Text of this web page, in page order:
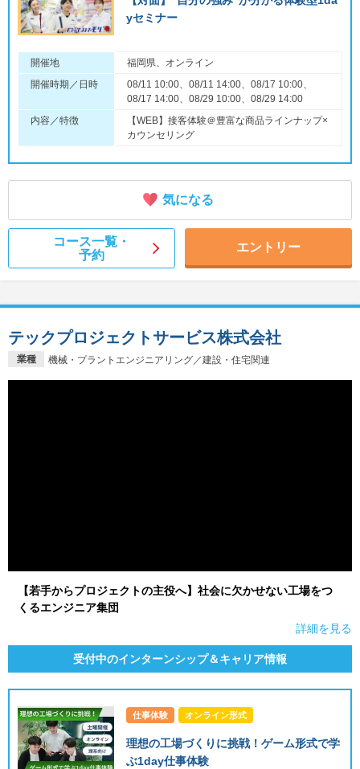
yセミナー
開催地
福岡県、オンライン
開催時期／日時
08/11 10:00、08/11 14:00、08/17 10:00、
08/17 14:00、08/29 10:00、08/29 14:00
内容／特徴
【WEB】接客体験＠豊富な商品ラインナップ×
カウンセリング
気になる
コース一覧・
予約
エントリー
業種 機械・プラントエンジニアリング／建設・住宅関連
テックプロジェクトサービス株式会社
【若手からプロジェクトの主役へ】社会に欠かせない工場をつ
くるエンジニア集団
詳細を見る
受付中のインターンシップ＆キャリア情報
仕事体験 オンライン形式
理想の工場づくりに挑戦！ゲーム形式で学
ぶ1day仕事体験